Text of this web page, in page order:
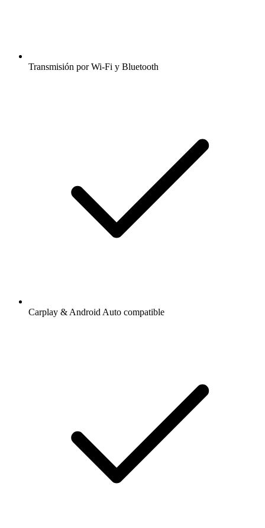
Transmisión por Wi-Fi y Bluetooth
Carplay & Android Auto compatible